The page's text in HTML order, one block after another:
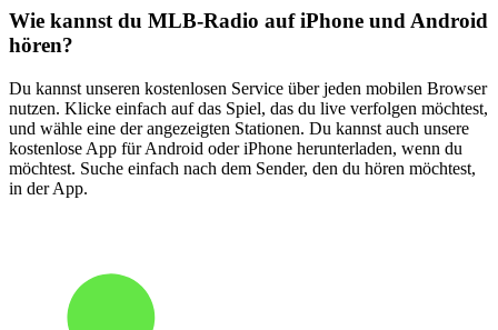
Wie kannst du MLB-Radio auf iPhone und Android
hören?
Du kannst unseren kostenlosen Service über jeden mobilen Browser
nutzen. Klicke einfach auf das Spiel, das du live verfolgen möchtest,
und wähle eine der angezeigten Stationen. Du kannst auch unsere
kostenlose App für Android oder iPhone herunterladen, wenn du
möchtest. Suche einfach nach dem Sender, den du hören möchtest,
in der App.